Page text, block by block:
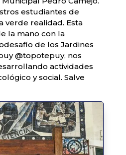
estudiantes de
verde realidad. Esta
la mano con la
de los Jardines
@topotepuy, nos
actividades
y social. Salve